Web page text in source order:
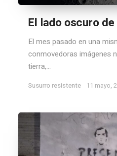
El lado oscuro
El mes pasado en una
conmovedoras imágenes
tierra,...
Susurro resistente 11 mayo,